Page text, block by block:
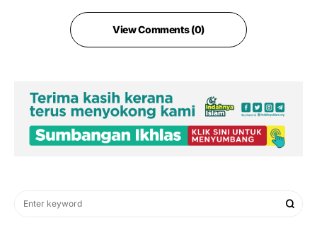
View Comments (0)